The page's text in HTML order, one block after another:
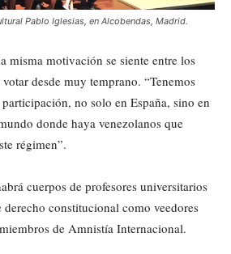
Pablo Iglesias, en Alcobendas, Madrid.
misma motivación se siente entre los
desde muy temprano. “Tenemos
no solo en España, sino en
donde haya venezolanos que
régimen”.
cuerpos de profesores universitarios
derecho constitucional como veedores
de Amnistía Internacional.